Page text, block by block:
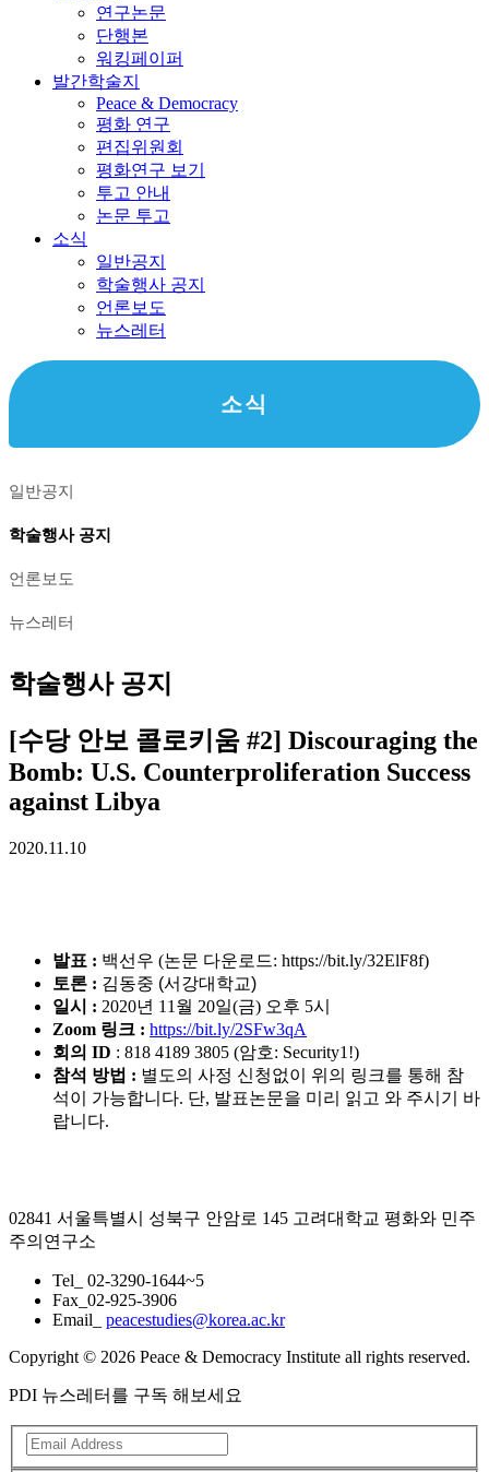
연구논문
단행본
워킹페이퍼
발간학술지
Peace & Democracy
평화 연구
편집위원회
평화연구 보기
투고 안내
논문 투고
소식
일반공지
학술행사 공지
언론보도
뉴스레터
소식
일반공지
학술행사 공지
언론보도
뉴스레터
학술행사 공지
[수당 안보 콜로키움 #2] Discouraging the
Bomb: U.S. Counterproliferation Success
against Libya
2020.11.10
발표 : 백선우 (논문 다운로드: https://bit.ly/32ElF8f)
토론 : 김동중 (서강대학교)
일시
: 2020년 11 월 20일(금) 오후 5시
Zoom 링크 : https://bit.ly/2SFw3qA
회의 ID : 818 4189 3805 (암호: Security1!)
참석 방법 : 별도의 사정 신청없이 위의 링크를 통해 참
석이 가능합니다. 단, 발표논문을 미리 읽고 와 주시기 바
랍니다.
02841 서울특별시 성북구 안암로 145 고려대학교 평화와 민주
주의연구소
Tel_ 02-3290-1644~5
Fax_02-925-3906
Email_ peacestudies@korea.ac.kr
Copyright © 2026 Peace & Democracy Institute all rights reserved.
PDI 뉴스레터를 구독 해보세요